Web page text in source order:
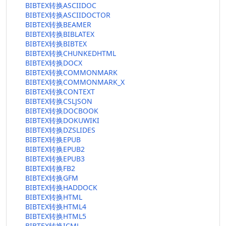
BIBTEX转换ASCIIDOC
BIBTEX转换ASCIIDOCTOR
BIBTEX转换BEAMER
BIBTEX转换BIBLATEX
BIBTEX转换BIBTEX
BIBTEX转换CHUNKEDHTML
BIBTEX转换DOCX
BIBTEX转换COMMONMARK
BIBTEX转换COMMONMARK_X
BIBTEX转换CONTEXT
BIBTEX转换CSLJSON
BIBTEX转换DOCBOOK
BIBTEX转换DOKUWIKI
BIBTEX转换DZSLIDES
BIBTEX转换EPUB
BIBTEX转换EPUB2
BIBTEX转换EPUB3
BIBTEX转换FB2
BIBTEX转换GFM
BIBTEX转换HADDOCK
BIBTEX转换HTML
BIBTEX转换HTML4
BIBTEX转换HTML5